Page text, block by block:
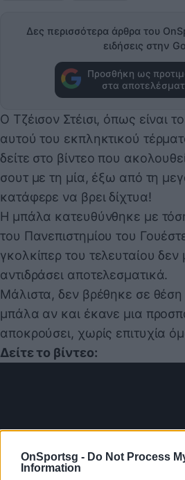
OnSportsg - Do Not Process
Information
Δες περισσότερα άρθρα του
ειδήσεις στην
Προσθήκη ως
στα
Ο Τζέισον Στέισι, όπως είναι
αυτού του εκπληκτικού
δείτε στο βίντεο που
σουτ με τη μία, έξω από τη
κατάφερε να βρει δίχτυα!
Η μπάλα κατευθύνθηκε με
του Πανεπιστημίου του
γκολκίπερ του τελευταίου
αντιδράσει αποτελεσματικά.
Μάλιστα, δεν βρέθηκε σε θέση
μπάλα αν και έκανε μια
αποκρούσει, χωρίς επιτυχία
Δείτε το βίντεο: